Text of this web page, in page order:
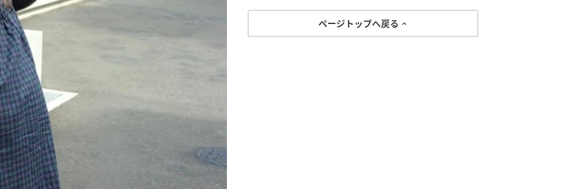
ページトップへ戻る